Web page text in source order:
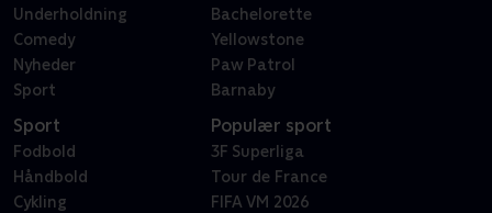
Underholdning
Comedy
Nyheder
Sport
Bachelorette
Yellowstone
Paw Patrol
Barnaby
Sport
Fodbold
Håndbold
Cykling
Populær sport
3F Superliga
Tour de France
FIFA VM 2026